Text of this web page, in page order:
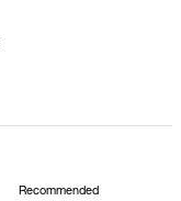
Recommended